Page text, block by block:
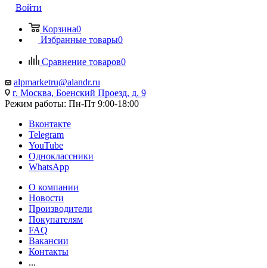
Войти
Корзина0
Избранные товары0
Сравнение товаров0
alpmarketru@alandr.ru
г. Москва, Боенский Проезд, д. 9
Режим работы: Пн-Пт 9:00-18:00
Вконтакте
Telegram
YouTube
Одноклассники
WhatsApp
О компании
Новости
Производители
Покупателям
FAQ
Вакансии
Контакты
...